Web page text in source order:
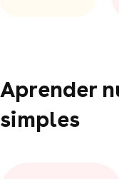
Aprender
simples